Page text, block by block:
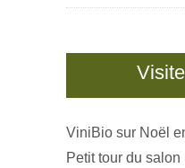
ViniBio sur Noël
Petit tour du salon